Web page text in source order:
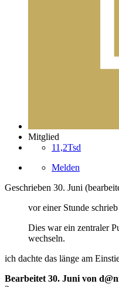
Mitglied
11,2Tsd
Melden
Geschrieben 30. Juni
vor einer Stunde
Dies war ein zentraler
wechseln.
ich dachte das länge am
Bearbeitet 30. Juni von